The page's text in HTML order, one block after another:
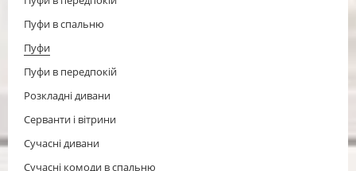
Пуфи в спальню
Пуфи
Пуфи в передпокій
Розкладні дивани
Серванти і вітрини
Сучасні дивани
Сучасні комоди в спальню